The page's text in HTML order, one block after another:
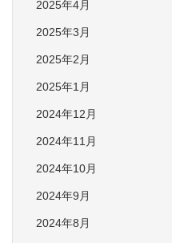
2025年4月
2025年3月
2025年2月
2025年1月
2024年12月
2024年11月
2024年10月
2024年9月
2024年8月